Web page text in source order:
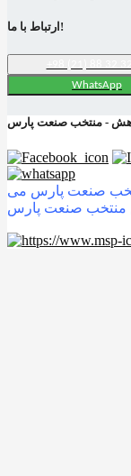
ارتباط با ما!
WhatsApp
- منتخب صنعت پارس
صنعت پارس می